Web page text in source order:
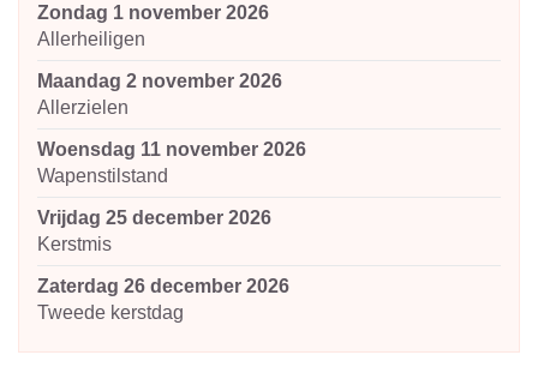
zondag 1 november 2026
Allerheiligen
maandag 2 november 2026
Allerzielen
woensdag 11 november 2026
Wapenstilstand
vrijdag 25 december 2026
Kerstmis
zaterdag 26 december 2026
Tweede kerstdag